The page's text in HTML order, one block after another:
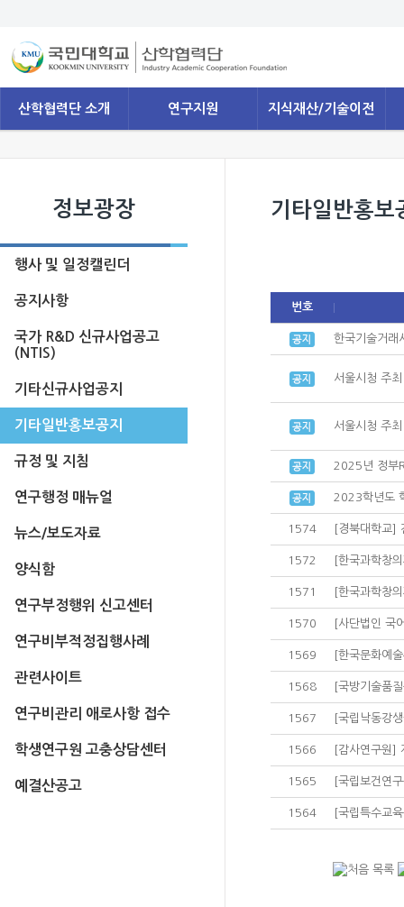
산학협력단 소개 연구지원 지식재산/기술이전
정보광장
행사 및 일정캘린더
공지사항
국가 R&D 신규사업공고
(NTIS)
기타신규사업공지
기타일반홍보공지
규정 및 지침
연구행정 매뉴얼
뉴스/보도자료
양식함
연구부정행위 신고센터
연구비부적정집행사례
관련사이트
연구비관리 애로사항 접수
학생연구원 고충상담센터
예결산공고
기타일반홍보
번호
한국기술거래
서울시청 주
서울시청 주
2025년 정부
2023학년도
1574 [경북대학교]
1572 [한국과학창
1571 [한국과학창
1570 [사단법인 국
1569 [한국문화예
1568 [국방기술품
1567 [국립낙동강
1566 [감사연구원]
1565 [국립보건연
1564 [국립특수교